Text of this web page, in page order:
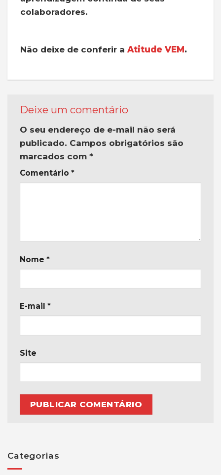
colaboradores.
Não deixe de conferir a Atitude VEM.
Deixe um comentário
O seu endereço de e-mail não será
publicado. Campos obrigatórios são
marcados com *
Comentário *
Nome *
E-mail *
Site
Categorias